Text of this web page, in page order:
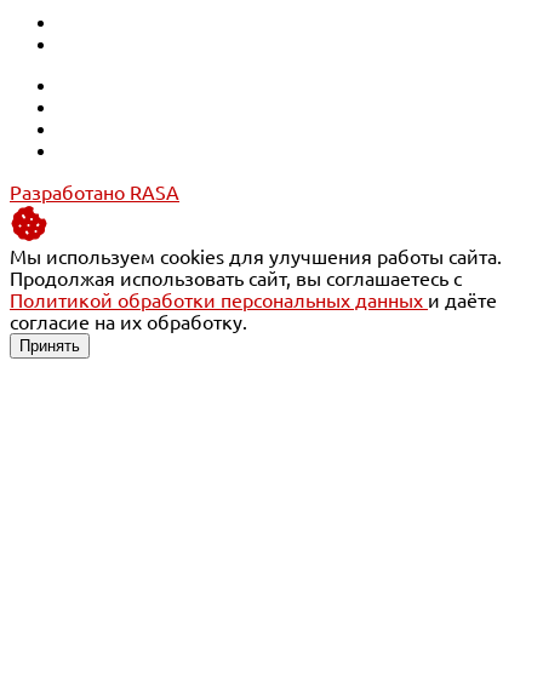
Разработано RASA
Мы используем cookies для улучшения работы сайта.
Продолжая использовать сайт, вы соглашаетесь с
Политикой обработки персональных данных и даёте
согласие на их обработку.
Принять